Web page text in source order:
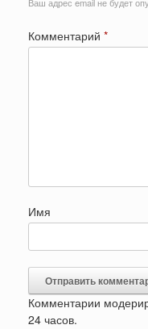
Комментарий *
Имя
Комментарии
24 часов.